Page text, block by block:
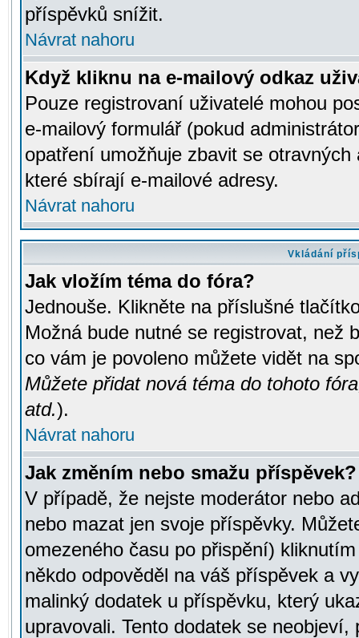
příspěvků snížit.
Návrat nahoru
Když kliknu na e-mailový odkaz
Pouze registrovaní uživatelé mohou
e-mailový formulář (pokud
opatření umožňuje zbavit se
které sbírají e-mailové adresy.
Návrat nahoru
Vkládání
Jak vložím téma do fóra?
Jednouše. Klikněte na příslušné
Možná bude nutné se registrovat, než
co vám je povoleno můžete vidět na
Můžete přidat nová téma do tohoto
atd.).
Návrat nahoru
Jak změním nebo smažu příspěvek?
V případě, že nejste moderátor nebo
nebo mazat jen svoje příspěvky.
omezeného času po přispění)
někdo odpověděl na váš příspěvek a
malinký dodatek u příspěvku, který
upravovali. Tento dodatek se